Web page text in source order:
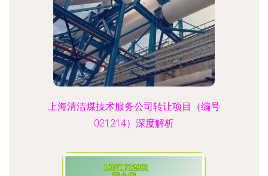
上海清洁煤技术服务公司转让项目（编号
021214）深度解析